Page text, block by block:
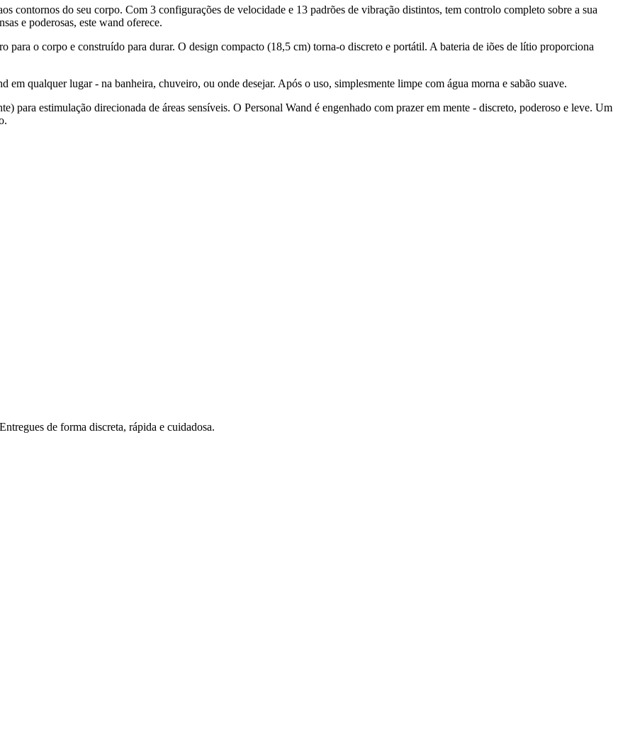
contornos do seu corpo. Com 3 configurações de velocidade e 13 padrões de vibração distintos, tem controlo completo sobre a sua
e poderosas, este wand oferece.
para o corpo e construído para durar. O design compacto (18,5 cm) torna-o discreto e portátil. A bateria de iões de lítio proporciona
qualquer lugar - na banheira, chuveiro, ou onde desejar. Após o uso, simplesmente limpe com água morna e sabão suave.
para estimulação direcionada de áreas sensíveis. O Personal Wand é engenhado com prazer em mente - discreto, poderoso e leve. Um
de forma discreta, rápida e cuidadosa.